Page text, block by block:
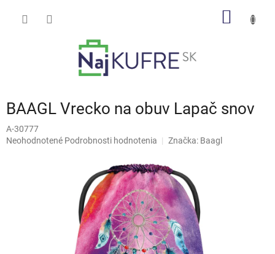
BAAGL Vrecko na obuv Lapač snov
A-30777
Priemerné
Neohodnotené Podrobnosti hodnotenia Značka: Baagl